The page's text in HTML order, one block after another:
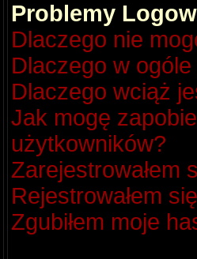
Problemy
Dlaczego nie
Dlaczego w
Dlaczego wciąż
Jak mogę
użytkowników?
Zarejestrowałem
Rejestrowałem
Zgubiłem moje